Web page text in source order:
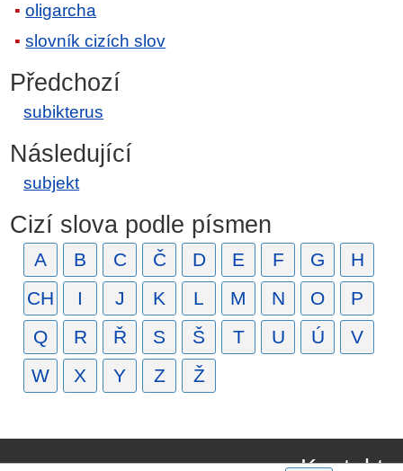
oligarcha
slovník cizích slov
Předchozí
subikterus
Následující
subjekt
Cizí slova podle písmen
A B C Č D E F G
H
CH
I J K L M N O
P
Q
R Ř S Š T U Ú
V
W
X Y Z Ž